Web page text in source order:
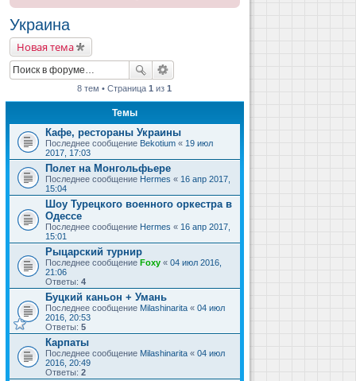
Украина
Новая тема
8 тем • Страница1 из1
Темы
Кафе, рестораны Украины
Последнее сообщение Bekotium « 19 июл
2017, 17:03
Полет на Монгольфьере
Последнее сообщение Hermes « 16 апр 2017,
15:04
Шоу Турецкого военного оркестра в
Одессе
Последнее сообщение Hermes « 16 апр 2017,
15:01
Рыцарский турнир
Последнее сообщение Foxy « 04 июл 2016,
21:06
Ответы: 4
Буцкий каньон + Умань
Последнее сообщение Milashinarita « 04 июл
2016, 20:53
Ответы: 5
Карпаты
Последнее сообщение Milashinarita « 04 июл
2016, 20:49
Ответы: 2